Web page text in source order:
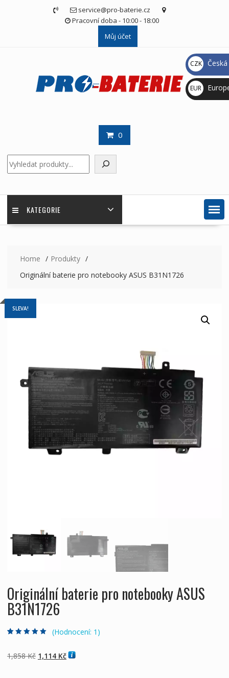
service@pro-baterie.cz
Pracovní doba - 10:00 - 18:00
Můj účet
0
KATEGORIE
Home
Produkty
Originální baterie pro notebooky ASUS B31N1726
SLEVA!
Originální baterie pro notebooky ASUS
B31N1726
hodnocení
zákazníka
(Hodnocení: 1 )
1,858Kč Původní
1,114 KčAktuální
CZK
Kč
EUR
€